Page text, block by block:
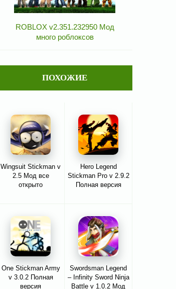
ROBLOX v2.351.232950 Мод
много роблоксов
ПОХОЖИЕ
Wingsuit Stickman v
2.5 Мод все
открыто
Hero Legend
Stickman Pro v 2.9.2
Полная версия
One Stickman Army
v 3.0.2 Полная
версия
Swordsman Legend
– Infinity Sword Ninja
Battle v 1.0.2 Мод